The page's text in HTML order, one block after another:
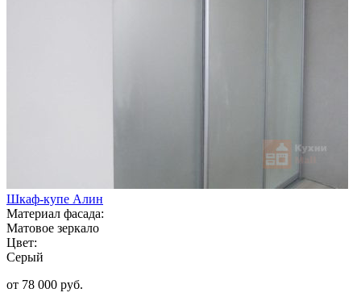
Шкаф-купе Алин
Материал фасада:
Матовое зеркало
Цвет:
Серый
от 78 000 руб.